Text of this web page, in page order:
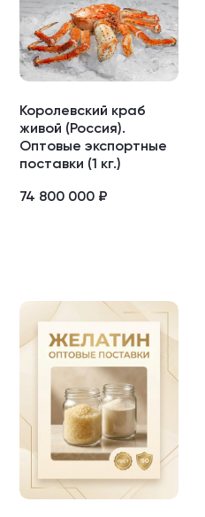
Королевский краб
живой (Россия).
Оптовые экспортные
поставки (1 кг.)
74 800 000 ₽